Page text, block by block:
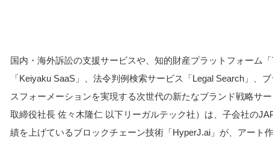
国内・海外訴訟の支援サービスや、知的財産プラットフォーム
「Keiyaku SaaS」、法令判例検索サービス「Legal Search」
スフォーメーションを実現する次世代の新たなブランド戦略サ
取締役社長 佐々木隆仁 以下リーガルテック社）は、子会社の
績を上げているブロックチェーン技術「HyperJ.ai」が、アート